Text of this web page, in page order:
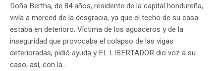
Doña Bertha, de 84 años, residente de la capital hondureña,
vivía a merced de la desgracia, ya que el techo de su casa
estaba en deterioro. Víctima de los aguaceros y de la
inseguridad que provocaba el colapso de las vigas
deterioradas, pidió ayuda y EL LIBERTADOR dio voz a su
caso; así, con la...